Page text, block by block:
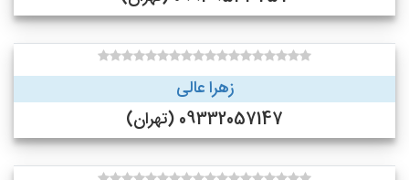
زهرا عالی
09332057147 (تهران)